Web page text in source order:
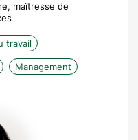
maîtresse de
travail
Management